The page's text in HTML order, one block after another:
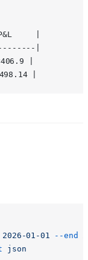
|
|
|
|
2026-01-01 --end
json